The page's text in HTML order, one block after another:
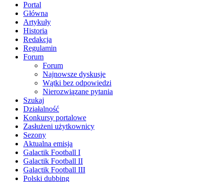
Portal
Główna
Artykuły
Historia
Redakcja
Regulamin
Forum
Forum
Najnowsze dyskusje
Wątki bez odpowiedzi
Nierozwiązane pytania
Szukaj
Działalność
Konkursy portalowe
Zasłużeni użytkownicy
Sezony
Aktualna emisja
Galactik Football I
Galactik Football II
Galactik Football III
Polski dubbing